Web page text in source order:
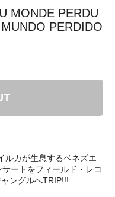
MONDE PERDU
PERDIDO
ルカが生息するベネズエ
ートをフィールド・レコ
ングルへTRIP!!!